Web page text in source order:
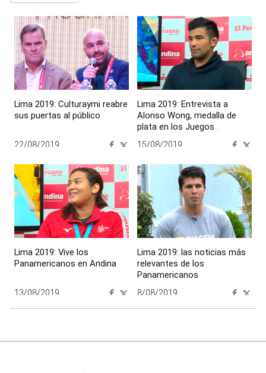
Lima 2019: Culturaymi reabre
sus puertas al público
22/08/2019
Lima 2019: Entrevista a
Alonso Wong, medalla de
plata en los Juegos
15/08/2019
Lima 2019: Vive los
Panamericanos en Andina
13/08/2019
Lima 2019: las noticias más
relevantes de los
Panamericanos
8/08/2019